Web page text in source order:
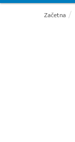
Začetna